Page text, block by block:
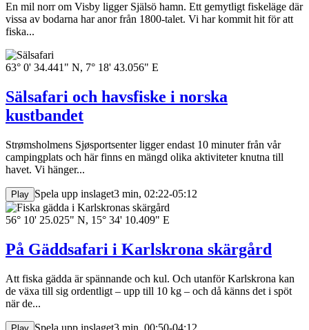
En mil norr om Visby ligger Själsö hamn. Ett gemytligt fiskeläge där
vissa av bodarna har anor från 1800-talet. Vi har kommit hit för att
fiska...
63° 0' 34.441" N, 7° 18' 43.056" E
Sälsafari och havsfiske i norska
kustbandet
Strømsholmens Sjøsportsenter ligger endast 10 minuter från vår
campingplats och här finns en mängd olika aktiviteter knutna till
havet. Vi hänger...
Play Spela upp inslaget3 min, 02:22-05:12
56° 10' 25.025" N, 15° 34' 10.409" E
På Gäddsafari i Karlskrona skärgård
Att fiska gädda är spännande och kul. Och utanför Karlskrona kan
de växa till sig ordentligt – upp till 10 kg – och då känns det i spöt
när de...
Spela upp inslaget3 min, 00:50-04:12